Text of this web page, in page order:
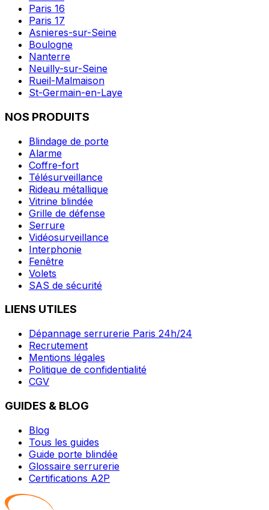
Paris 16
Paris 17
Asnieres-sur-Seine
Boulogne
Nanterre
Neuilly-sur-Seine
Rueil-Malmaison
St-Germain-en-Laye
NOS PRODUITS
Blindage de porte
Alarme
Coffre-fort
Télésurveillance
Rideau métallique
Vitrine blindée
Grille de défense
Serrure
Vidéosurveillance
Interphonie
Fenêtre
Volets
SAS de sécurité
LIENS UTILES
Dépannage serrurerie Paris 24h/24
Recrutement
Mentions légales
Politique de confidentialité
CGV
GUIDES & BLOG
Blog
Tous les guides
Guide porte blindée
Glossaire serrurerie
Certifications A2P